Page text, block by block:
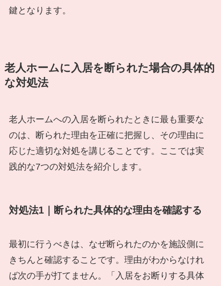
鍵となります。
老人ホームに入居を断られた場合の具体的
な対処法
老人ホームへの入居を断られたときに最も重要な
のは、断られた理由を正確に把握し、その理由に
応じた適切な対処を講じることです。ここでは実
践的な7つの対処法を紹介します。
対処法1｜断られた具体的な理由を確認する
最初に行うべきは、なぜ断られたのかを施設側に
きちんと確認することです。理由がわからなけれ
ば次の手が打てません。「入居をお断りする具体